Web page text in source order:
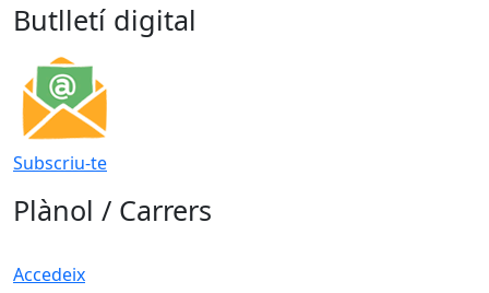
Butlletí digital
Subscriu-te
Plànol / Carrers
Accedeix